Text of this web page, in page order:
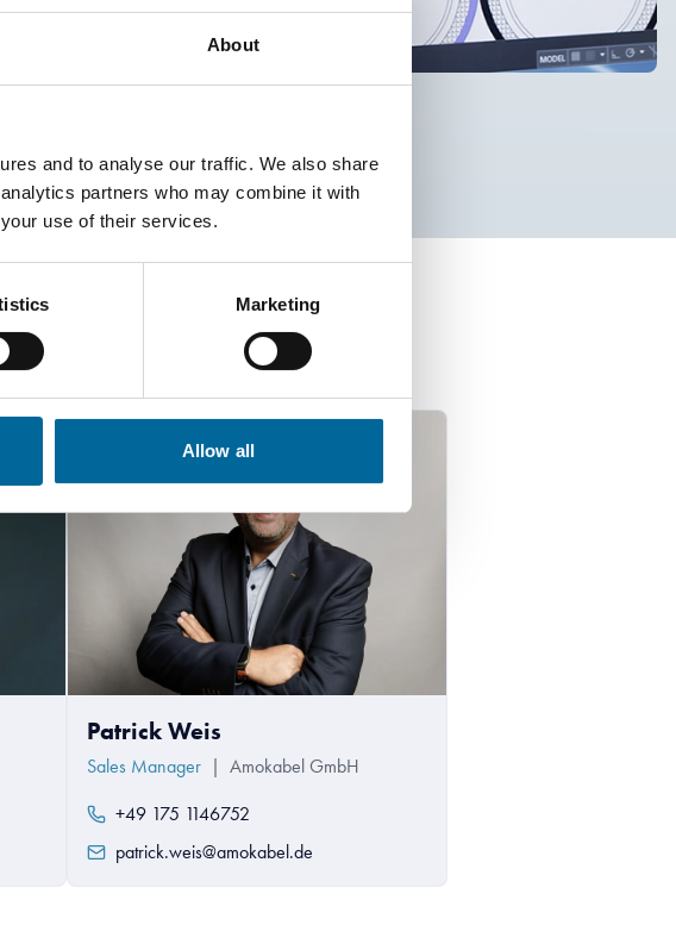
About
and to analyse our traffic. We also share
partners who may combine it with
use of their services.
Marketing
Allow all
Patrick Weis
Sales Manager | Amokabel GmbH
+49 175 1146752
patrick.weis@amokabel.de